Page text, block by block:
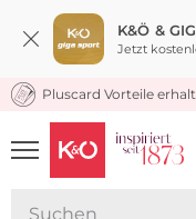
K&Ö &
Jetzt
Pluscard Vorteile
UNSERE APP
CLICK &